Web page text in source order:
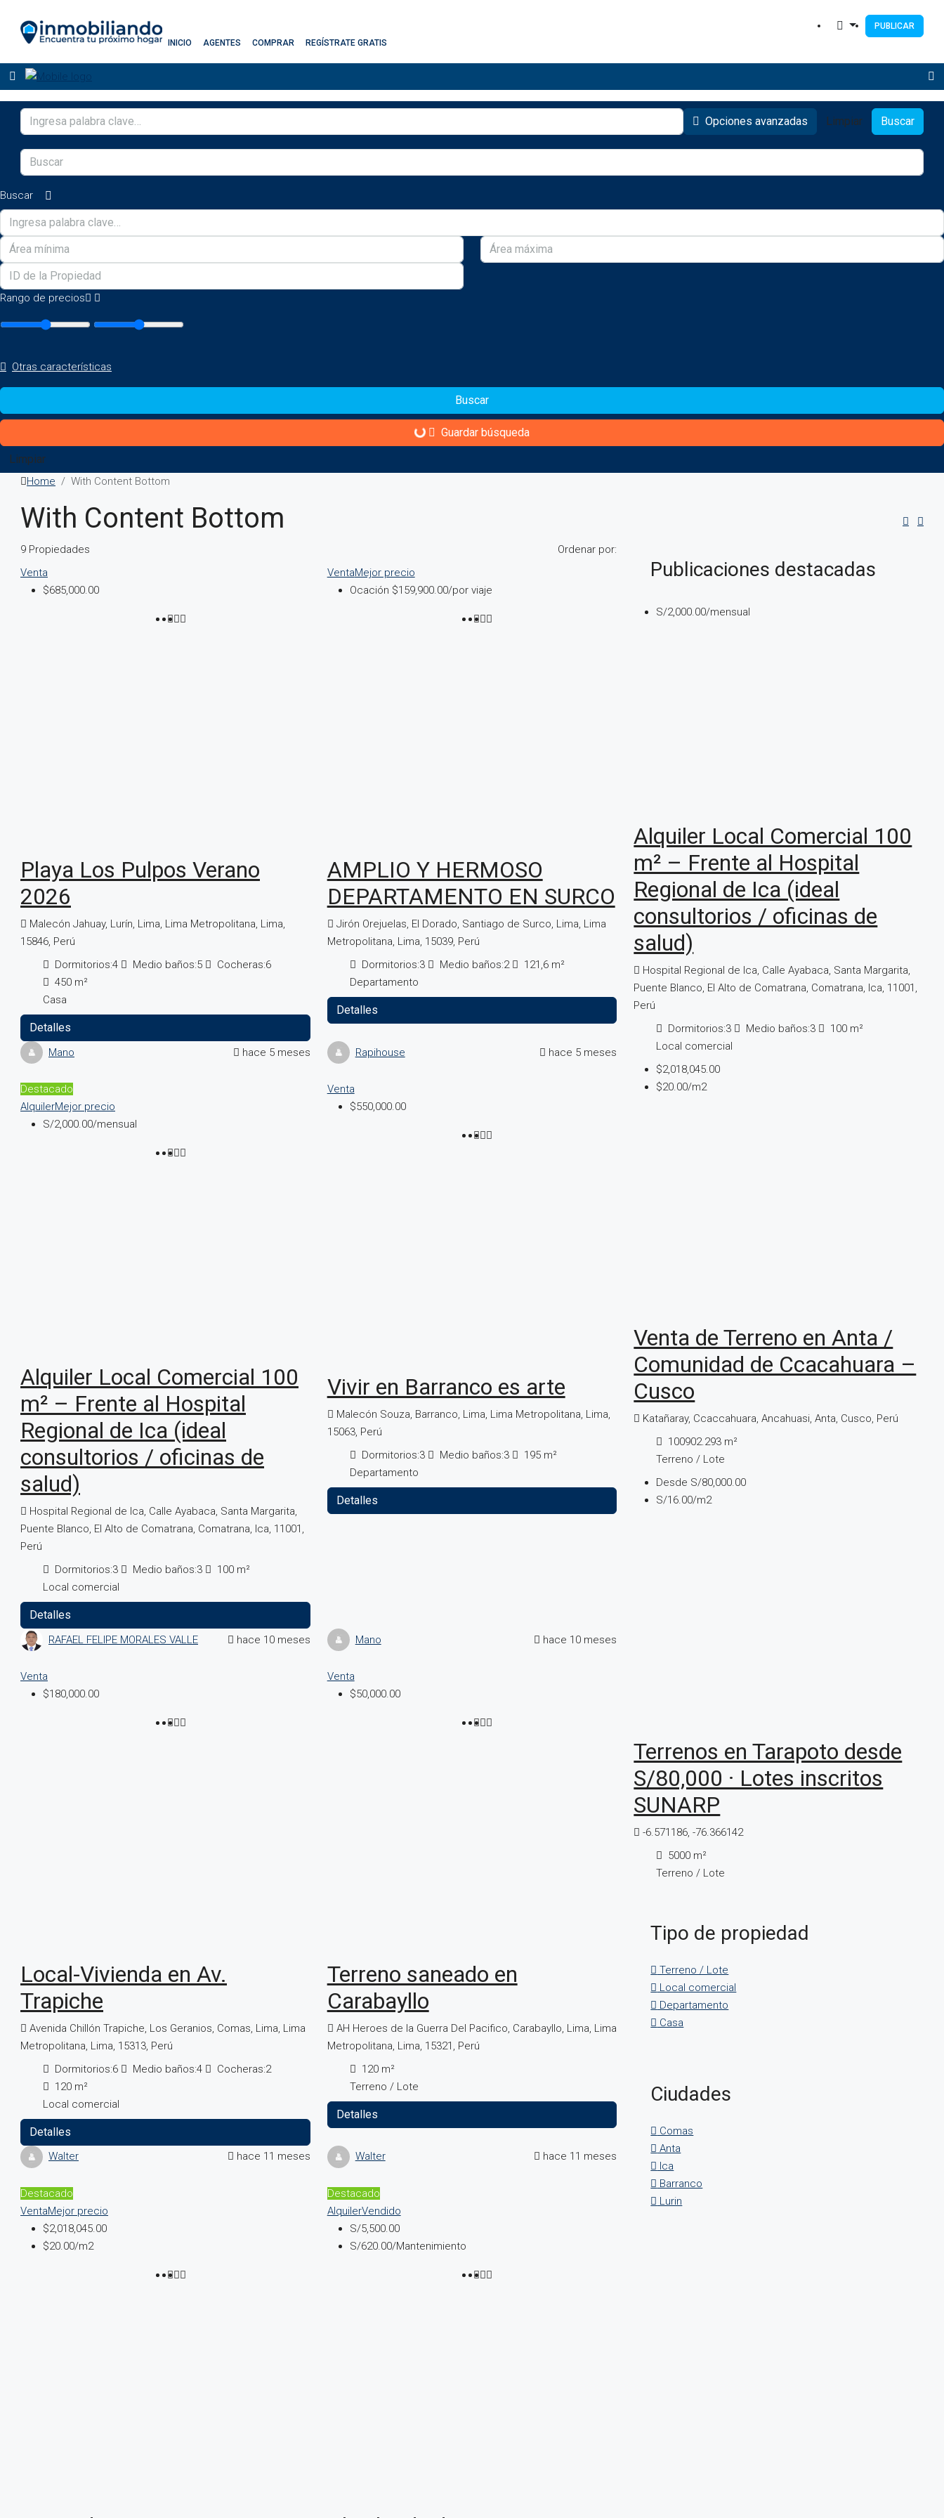
INICIO AGENTES COMPRAR REGÍSTRATE GRATIS
PUBLICAR
Opciones avanzadas Limpiar Buscar
Buscar
Rango de precios
Otras características
Buscar
Guardar búsqueda
Limpiar
Home With Content Bottom
With Content Bottom
9 Propiedades
Ordenar por:
Venta
$685,000.00
Playa Los Pulpos Verano
2026
Malecón Jahuay, Lurín, Lima, Lima Metropolitana, Lima,
15846, Perú
Dormitorios:4 Medio baños:5 Cocheras:6
450 m²
Casa
Detalles
Mano hace 5 meses
VentaMejor precio
Ocación $159,900.00/por viaje
AMPLIO Y HERMOSO
DEPARTAMENTO EN SURCO
Jirón Orejuelas, El Dorado, Santiago de Surco, Lima, Lima
Metropolitana, Lima, 15039, Perú
Dormitorios:3 Medio baños:2 121,6 m²
Departamento
Detalles
Rapihouse hace 5 meses
Destacado
AlquilerMejor precio
S/2,000.00/mensual
Alquiler Local Comercial 100
m² – Frente al Hospital
Regional de Ica (ideal
consultorios / oficinas de
salud)
Hospital Regional de Ica, Calle Ayabaca, Santa Margarita,
Puente Blanco, El Alto de Comatrana, Comatrana, Ica, 11001,
Perú
Dormitorios:3 Medio baños:3 100 m²
Local comercial
Detalles
RAFAEL FELIPE MORALES VALLE hace 10 meses
Venta
$550,000.00
Vivir en Barranco es arte
Malecón Souza, Barranco, Lima, Lima Metropolitana, Lima,
15063, Perú
Dormitorios:3 Medio baños:3 195 m²
Departamento
Detalles
Mano hace 10 meses
Venta
$180,000.00
Local-Vivienda en Av.
Trapiche
Avenida Chillón Trapiche, Los Geranios, Comas, Lima, Lima
Metropolitana, Lima, 15313, Perú
Dormitorios:6 Medio baños:4 Cocheras:2
120 m²
Local comercial
Detalles
Walter hace 11 meses
Venta
$50,000.00
Terreno saneado en
Carabayllo
AH Heroes de la Guerra Del Pacifico, Carabayllo, Lima, Lima
Metropolitana, Lima, 15321, Perú
120 m²
Terreno / Lote
Detalles
Walter hace 11 meses
Destacado
VentaMejor precio
$2,018,045.00
$20.00/m2
Destacado
AlquilerVendido
S/5,500.00
S/620.00/Mantenimiento
Publicaciones destacadas
S/2,000.00/mensual
Alquiler Local Comercial 100
m² – Frente al Hospital
Regional de Ica (ideal
consultorios / oficinas de
salud)
Hospital Regional de Ica, Calle Ayabaca, Santa Margarita,
Puente Blanco, El Alto de Comatrana, Comatrana, Ica, 11001,
Perú
Dormitorios:3 Medio baños:3 100 m²
Local comercial
$2,018,045.00
$20.00/m2
Venta de Terreno en Anta /
Comunidad de Ccacahuara –
Cusco
Katañaray, Ccaccahuara, Ancahuasi, Anta, Cusco, Perú
100902.293 m²
Terreno / Lote
Desde S/80,000.00
S/16.00/m2
Terrenos en Tarapoto desde
S/80,000 · Lotes inscritos
SUNARP
-6.571186, -76.366142
5000 m²
Terreno / Lote
Tipo de propiedad
Terreno / Lote
Local comercial
Departamento
Casa
Ciudades
Comas
Anta
Ica
Barranco
Lurin